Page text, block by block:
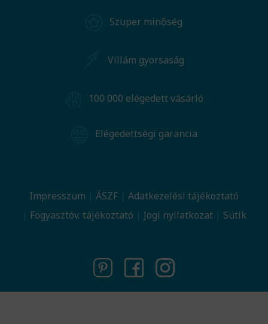
Szuper minőség
Villám gyorsaság
100 000 elégedett vásárló
Elégedettségi garancia
Impresszum ÁSZF
Adatkezelési tájékoztató
Fogyasztóv. tájékoztató
Jogi nyilatkozat Sütik